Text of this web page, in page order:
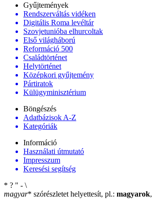
Gyűjtemények
Rendszerváltás vidéken
Digitális Roma levéltár
Szovjetunióba elhurcoltak
Első világháború
Reformáció 500
Családtörténet
Helytörténet
Középkori gyűjtemény
Pártiratok
Külügyminisztérium
Böngészés
Adatbázisok A-Z
Kategóriák
Információ
Használati útmutató
Impresszum
Keresési segítség
* ? " - \
magyar* szórészletet helyettesít, pl.: magyarok,